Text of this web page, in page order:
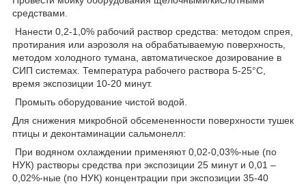
средствами.
Нанести 0,2-1,0% рабочий раствор средства: методом спрея,
протирания или аэрозоля на обрабатываемую поверхность,
методом холодного тумана, автоматическое дозирование в
СИП системах. Температура рабочего раствора 5-25°С,
время экспозиции 10-20 минут.
Промыть оборудование чистой водой.
Для снижения микробной обсемененности поверхности тушек
птицы и деконтаминации сальмонелл:
При водяном охлаждении применяют 0,02-0,03%-ные (по
НУК) растворы средства при экспозиции 25 минут и 0,01 –
0,02%-ные (по НУК) концентрации при экспозиции 35-40